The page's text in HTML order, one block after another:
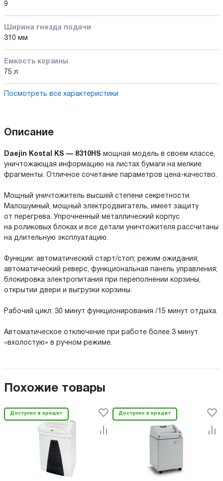
9
Ширина гнезда подачи
310 мм
Емкость корзины
75 л
Посмотреть все характеристики
Описание
Daejin Kostal KS — 8310HS мощная модель в своем классе,
уничтожающая информацию на листах бумаги на мелкие
фрагменты. Отличное сочетание параметров цена-качество.
Мощный уничтожитель высшей степени секретности.
Малошумный, мощный электродвигатель, имеет защиту
от перегрева. Упрочненный металлический корпус
на роликовых блоках и все детали уничтожителя рассчитаны
на длительную эксплуатацию.
Функции: автоматический старт/стоп; режим ожидания;
автоматический реверс, функциональная панель управления;
блокировка электропитания при переполнении корзины,
открытии двери и выгрузки корзины.
Рабочий цикл: 30 минут функционирования /15 минут отдыха.
Автоматическое отключение при работе более 3 минут
«вхолостую» в ручном режиме.
Похожие товары
Доступно в кредит Доступно в кредит